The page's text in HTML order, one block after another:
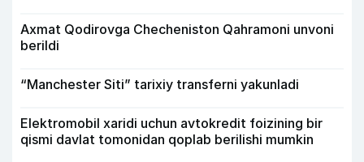
Axmat Qodirovga Checheniston Qahramoni unvoni
berildi
“Manchester Siti” tarixiy transferni yakunladi
Elektromobil xaridi uchun avtokredit foizining bir
qismi davlat tomonidan qoplab berilishi mumkin